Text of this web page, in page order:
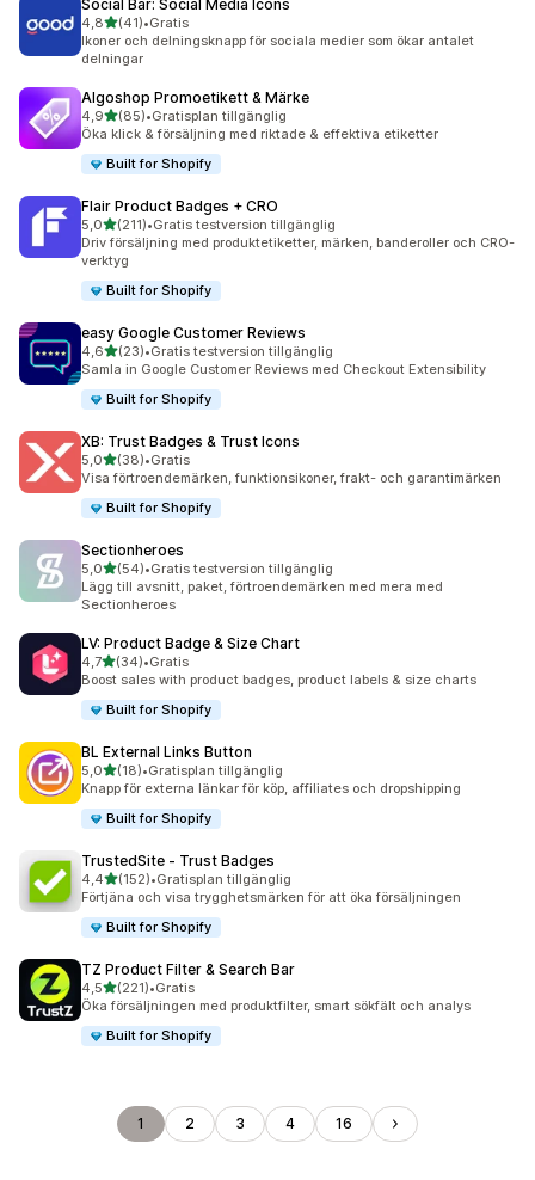
Social Bar: Social Media Icons
4,8av 5 stjärnor
(41)
41 recensioner totalt
•Gratis
Ikoner och delningsknapp för sociala medier som ökar antalet
delningar
Algoshop Promoetikett & Märke
4,9av 5 stjärnor
(85)
85 recensioner totalt
•Gratisplan tillgänglig
Öka klick & försäljning med riktade & effektiva etiketter
Built for Shopify
Flair Product Badges + CRO
5,0av 5 stjärnor
(211)
211 recensioner totalt
•Gratis testversion tillgänglig
Driv försäljning med produktetiketter, märken, banderoller och CRO-
verktyg
Built for Shopify
easy Google Customer Reviews
4,6av 5 stjärnor
(23)
23 recensioner totalt
•Gratis testversion tillgänglig
Samla in Google Customer Reviews med Checkout Extensibility
Built for Shopify
XB: Trust Badges & Trust Icons
5,0av 5 stjärnor
(38)
38 recensioner totalt
•Gratis
Visa förtroendemärken, funktionsikoner, frakt- och garantimärken
Built for Shopify
Sectionheroes
5,0av 5 stjärnor
(54)
54 recensioner totalt
•Gratis testversion tillgänglig
Lägg till avsnitt, paket, förtroendemärken med mera med
Sectionheroes
LV: Product Badge & Size Chart
4,7av 5 stjärnor
(34)
34 recensioner totalt
•Gratis
Boost sales with product badges, product labels & size charts
Built for Shopify
BL External Links Button
5,0av 5 stjärnor
(18)
18 recensioner totalt
•Gratisplan tillgänglig
Knapp för externa länkar för köp, affiliates och dropshipping
Built for Shopify
TrustedSite ‑ Trust Badges
4,4av 5 stjärnor
(152)
152 recensioner totalt
•Gratisplan tillgänglig
Förtjäna och visa trygghetsmärken för att öka försäljningen
Built for Shopify
TZ Product Filter & Search Bar
4,5av 5 stjärnor
(221)
221 recensioner totalt
•Gratis
Öka försäljningen med produktfilter, smart sökfält och analys
Built for Shopify
1 2 3 4 16